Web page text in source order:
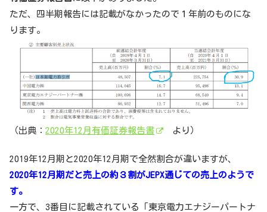
ただ、四半期報告には記載がなかったので１年前のものにな
ります。
（出典： 2020年12月有価証券報告書 より）
2019年12月期と2020年12月期で全然割合が違いますが、
2020年12月期だと売上の約３割がJEPX通じての売上のようで
す。
一方で、3番目に記載されている「東京電力エナジーパートナ